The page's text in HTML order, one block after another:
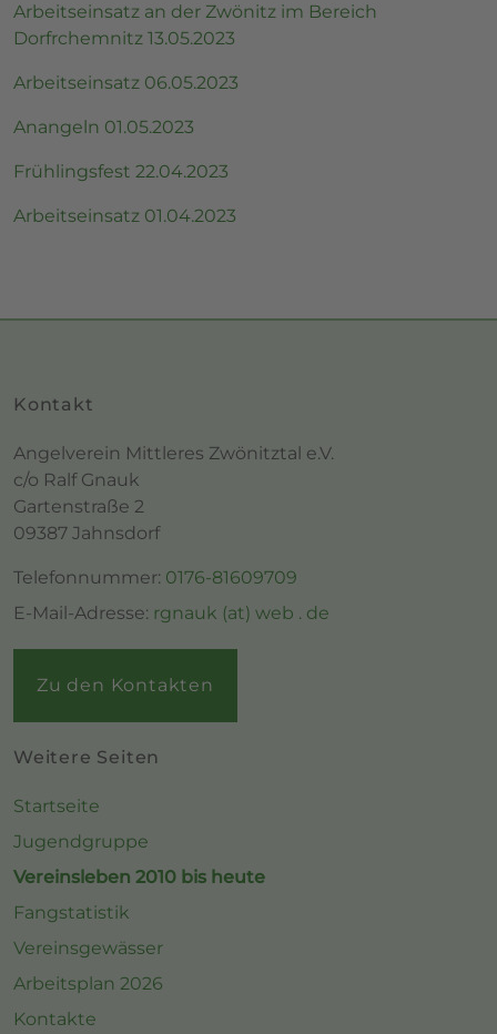
Arbeitseinsatz an der Zwönitz im Bereich
Dorfrchemnitz 13.05.2023
Arbeitseinsatz 06.05.2023
Anangeln 01.05.2023
Frühlingsfest 22.04.2023
Arbeitseinsatz 01.04.2023
Kontakt
Angelverein Mittleres Zwönitztal e.V.
c/o Ralf Gnauk
Gartenstraße 2
09387 Jahnsdorf
Telefonnummer: 0176-81609709
E-Mail-Adresse: rgnauk (at) web . de
Zu den Kontakten
Weitere Seiten
Startseite
Jugendgruppe
Vereinsleben 2010 bis heute
Fangstatistik
Vereinsgewässer
Arbeitsplan 2026
Kontakte